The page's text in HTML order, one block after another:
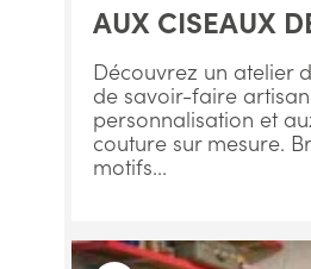
AUX CISEAUX
Découvrez un atelier
de savoir-faire
personnalisation et
couture sur mesure.
motifs...